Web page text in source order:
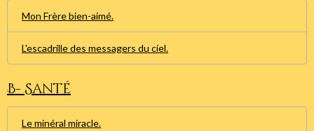
Mon Frère bien-aimé.
L'escadrille des messagers du ciel.
B- Santé
Le minéral miracle.